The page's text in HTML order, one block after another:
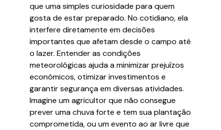
que uma simples curiosidade para quem
gosta de estar preparado. No cotidiano, ela
interfere diretamente em decisões
importantes que afetam desde o campo até
o lazer. Entender as condições
meteorológicas ajuda a minimizar prejuízos
econômicos, otimizar investimentos e
garantir segurança em diversas atividades.
Imagine um agricultor que não consegue
prever uma chuva forte e tem sua plantação
comprometida, ou um evento ao ar livre que